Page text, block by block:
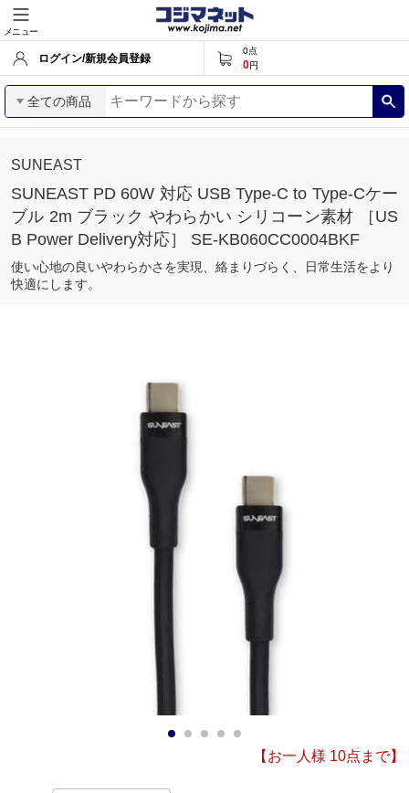
メニュー
ログイン/新規会員登録
0点
0円
全ての商品
SUNEAST
SUNEAST PD 60W 対応 USB Type-C to Type-Cケー
ブル 2m ブラック やわらかい シリコーン素材 ［US
B Power Delivery対応］ SE-KB060CC0004BKF
使い心地の良いやわらかさを実現、絡まりづらく、日常生活をより
快適にします。
【お一人様 10点まで】